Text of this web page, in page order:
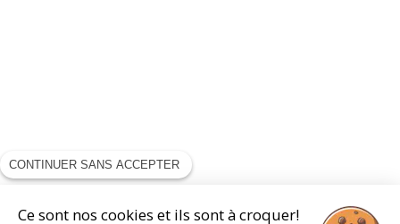
CONTINUER SANS ACCEPTER
Ce sont nos cookies et ils sont à croquer!